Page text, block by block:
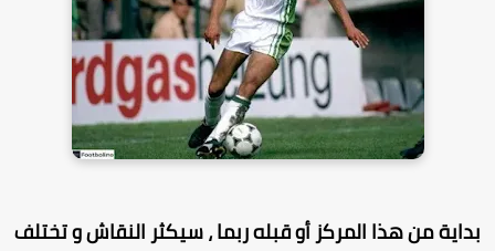
من هذا المركز أو قبله ربما ، سيكثر النقاش و تختلف